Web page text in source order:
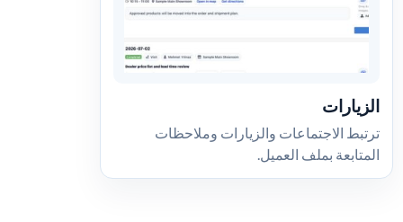
الزيارات
ترتبط الاجتماعات والزيارات وملاحظات
المتابعة بملف العميل.